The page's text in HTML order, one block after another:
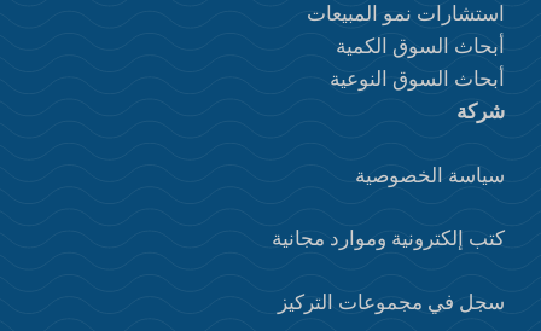
استشارات نمو المبيعات
أبحاث السوق الكمية
أبحاث السوق النوعية
شركة
سياسة الخصوصية
كتب إلكترونية وموارد مجانية
سجل في مجموعات التركيز